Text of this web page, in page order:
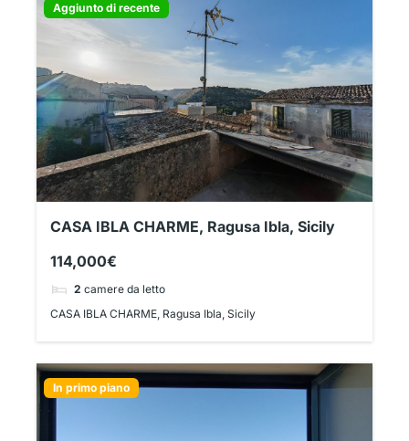
Aggiunto di recente
CASA IBLA CHARME, Ragusa Ibla, Sicily
114,000€
2 camere da letto
CASA IBLA CHARME, Ragusa Ibla, Sicily
In primo piano